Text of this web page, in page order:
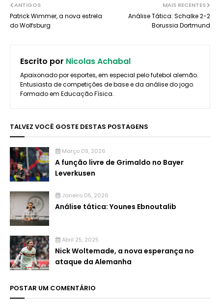
MAIS RECENTES
Análise Tática: Schalke 2-2
Borussia Dortmund
ANTIGOS
Patrick Wimmer, a nova estrela
do Wolfsburg
Escrito por Nicolas Achabal
Apaixonado por esportes, em especial pelo futebol alemão.
Entusiasta de competições de base e da análise do jogo.
Formado em Educação Física.
TALVEZ VOCÊ GOSTE DESTAS POSTAGENS
Março 09, 2026
A função livre de Grimaldo no Bayer
Leverkusen
Janeiro 05, 2026
Análise tática: Younes Ebnoutalib
Abril 25, 2025
Nick Woltemade, a nova esperança no
ataque da Alemanha
POSTAR UM COMENTÁRIO